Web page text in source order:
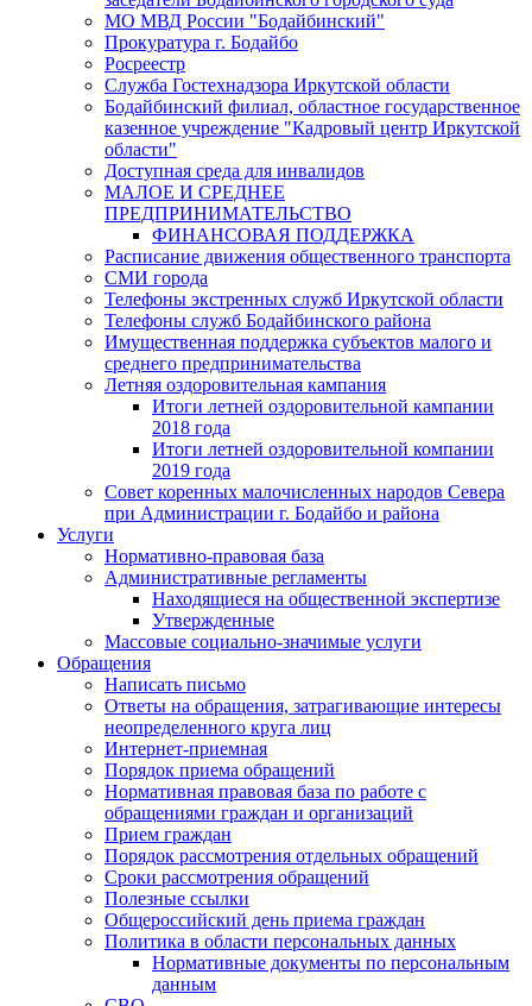
МО МВД России "Бодайбинский"
Прокуратура г. Бодайбо
Росреестр
Служба Гостехнадзора Иркутской области
Бодайбинский филиал, областное государственное
казенное учреждение "Кадровый центр Иркутской
области"
Доступная среда для инвалидов
МАЛОЕ И СРЕДНЕЕ
ПРЕДПРИНИМАТЕЛЬСТВО
ФИНАНСОВАЯ ПОДДЕРЖКА
Расписание движения общественного транспорта
СМИ города
Телефоны экстренных служб Иркутской области
Телефоны служб Бодайбинского района
Имущественная поддержка субъектов малого и
среднего предпринимательства
Летняя оздоровительная кампания
Итоги летней оздоровительной кампании
2018 года
Итоги летней оздоровительной компании
2019 года
Совет коренных малочисленных народов Севера
при Администрации г. Бодайбо и района
Услуги
Нормативно-правовая база
Административные регламенты
Находящиеся на общественной экспертизе
Утвержденные
Массовые социально-значимые услуги
Обращения
Написать письмо
Ответы на обращения, затрагивающие интересы
неопределенного круга лиц
Интернет-приемная
Порядок приема обращений
Нормативная правовая база по работе с
обращениями граждан и организаций
Прием граждан
Порядок рассмотрения отдельных обращений
Сроки рассмотрения обращений
Полезные ссылки
Общероссийский день приема граждан
Политика в области персональных данных
Нормативные документы по персональным
данным